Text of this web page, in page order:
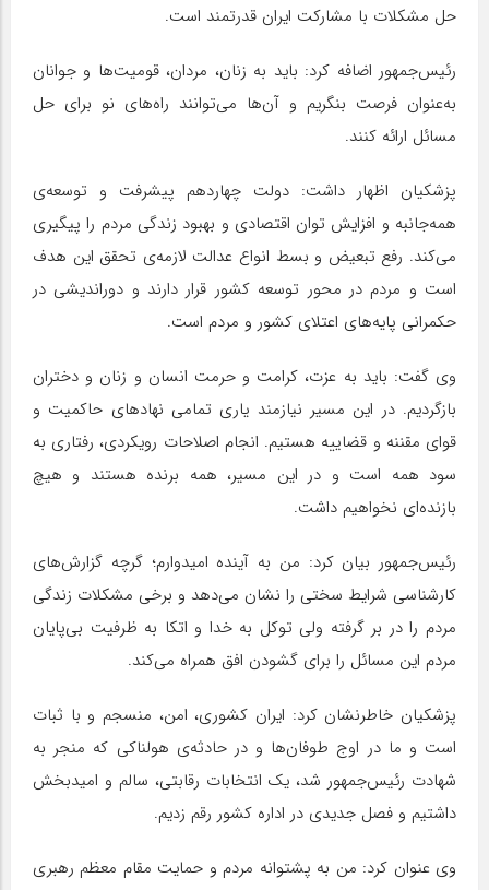
حل مشکلات با مشارکت ایران قدرتمند است.
رئیس‌جمهور اضافه کرد: باید به زنان، مردان، قومیت‌ها و جوانان
به‌عنوان فرصت بنگریم و آن‌ها می‌توانند راه‌های نو برای حل
مسائل ارائه کنند.
پزشکیان اظهار داشت: دولت چهاردهم پیشرفت و توسعه‌ی
همه‌جانبه و افزایش توان اقتصادی و بهبود زندگی مردم را پیگیری
می‌کند. رفع تبعیض و بسط انواع عدالت لازمه‌ی تحقق این هدف
است و مردم در محور توسعه کشور قرار دارند و دوراندیشی در
حکمرانی پایه‌های اعتلای کشور و مردم است.
وی گفت: باید به عزت، کرامت و حرمت انسان و زنان و دختران
بازگردیم. در این مسیر نیازمند یاری تمامی نهادهای حاکمیت و
قوای مقننه و قضاییه هستیم. انجام اصلاحات رویکردی، رفتاری به
سود همه است و در این مسیر، همه برنده هستند و هیچ
بازنده‌ای نخواهیم داشت.
رئیس‌جمهور بیان کرد: من به آینده امیدوارم؛ گرچه گزارش‌های
کارشناسی شرایط سختی را نشان می‌دهد و برخی مشکلات زندگی
مردم را در بر گرفته ولی توکل به خدا و اتکا به ظرفیت بی‌پایان
مردم این مسائل را برای گشودن افق همراه می‌کند.
پزشکیان خاطرنشان کرد: ایران کشوری، امن، منسجم و با ثبات
است و ما در اوج طوفان‌ها و در حادثه‌ی هولناکی که منجر به
شهادت رئیس‌جمهور شد، یک انتخابات رقابتی، سالم و امیدبخش
داشتیم و فصل جدیدی در اداره کشور رقم زدیم.
وی عنوان کرد: من به پشتوانه مردم و حمایت مقام معظم رهبری